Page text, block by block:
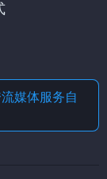
媒体服务自